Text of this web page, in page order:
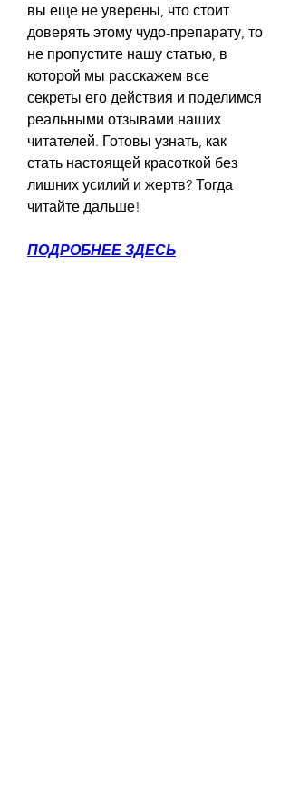
вы еще не уверены, что стоит
доверять этому чудо-препарату, то
не пропустите нашу статью, в
которой мы расскажем все
секреты его действия и поделимся
реальными отзывами наших
читателей. Готовы узнать, как
стать настоящей красоткой без
лишних усилий и жертв? Тогда
читайте дальше!
ПОДРОБНЕЕ ЗДЕСЬ